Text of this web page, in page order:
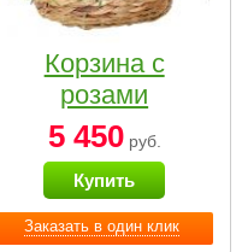
Заказать в один клик
Корзина с
розами
«Красный
Париж»
5 450руб.
Купить